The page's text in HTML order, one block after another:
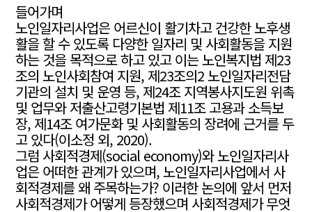
들어가며
노인일자리사업은 어르신이 활기차고 건강한 노후생
활을 할 수 있도록 다양한 일자리 및 사회활동을 지원
하는 것을 목적으로 하고 있고 이는 노인복지법 제23
조의 노인사회참여 지원, 제23조의2 노인일자리전담
기관의 설치 및 운영 등, 제24조 지역봉사지도원 위촉
및 업무와 저출산고령기본법 제11조 고용과 소득보
장, 제14조 여가문화 및 사회활동의 장려에 근거를 두
고 있다(이소정 외, 2020).
그럼 사회적경제(social economy)와 노인일자리사
업은 어떠한 관계가 있으며, 노인일자리사업에서 사
회적경제를 왜 주목하는가? 이러한 논의에 앞서 먼저
사회적경제가 어떻게 등장했으며 사회적경제가 무엇